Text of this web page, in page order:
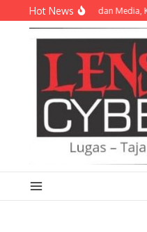
Lewati ke konten
Hot News
Kemitraan Polri dan Media,